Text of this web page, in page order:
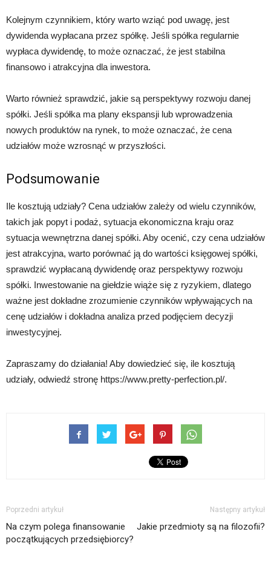
Kolejnym czynnikiem, który warto wziąć pod uwagę, jest
dywidenda wypłacana przez spółkę. Jeśli spółka regularnie
wypłaca dywidendę, to może oznaczać, że jest stabilna
finansowo i atrakcyjna dla inwestora.
Warto również sprawdzić, jakie są perspektywy rozwoju danej
spółki. Jeśli spółka ma plany ekspansji lub wprowadzenia
nowych produktów na rynek, to może oznaczać, że cena
udziałów może wzrosnąć w przyszłości.
Podsumowanie
Ile kosztują udziały? Cena udziałów zależy od wielu czynników,
takich jak popyt i podaż, sytuacja ekonomiczna kraju oraz
sytuacja wewnętrzna danej spółki. Aby ocenić, czy cena udziałów
jest atrakcyjna, warto porównać ją do wartości księgowej spółki,
sprawdzić wypłacaną dywidendę oraz perspektywy rozwoju
spółki. Inwestowanie na giełdzie wiąże się z ryzykiem, dlatego
ważne jest dokładne zrozumienie czynników wpływających na
cenę udziałów i dokładna analiza przed podjęciem decyzji
inwestycyjnej.
Zapraszamy do działania! Aby dowiedzieć się, ile kosztują
udziały, odwiedź stronę https://www.pretty-perfection.pl/.
Poprzedni artykuł
Na czym polega finansowanie
początkujących przedsiębiorcy?
Następny artykuł
Jakie przedmioty są na filozofii?